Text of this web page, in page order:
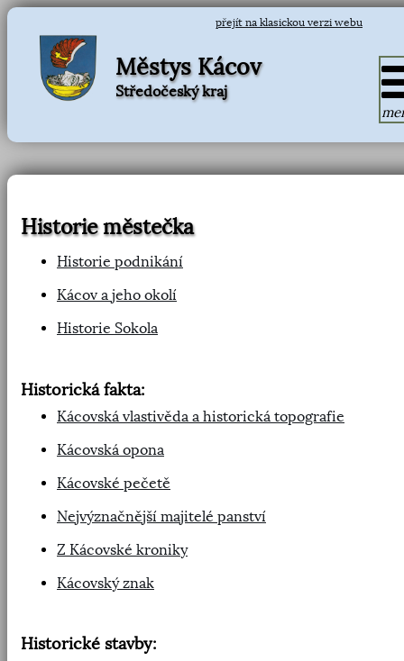
přejít na klasickou verzi webu
Městys Kácov
Středočeský kraj
Historie městečka
Historie podnikání
Kácov a jeho okolí
Historie Sokola
Historická fakta:
Kácovská vlastivěda a historická topografie
Kácovská opona
Kácovské pečetě
Nejvýznačnější majitelé panství
Z Kácovské kroniky
Kácovský znak
Historické stavby: